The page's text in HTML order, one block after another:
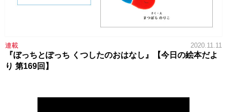
連載 2020.11.11
『ぼっちとぽっち くつしたのおはなし』【今日の絵本だよ
り 第169回】